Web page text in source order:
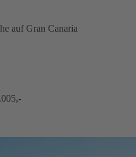
auf Gran Canaria